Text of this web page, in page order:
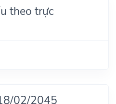
theo trực
02/2045